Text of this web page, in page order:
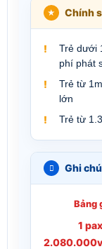
Chính
Trẻ dưới
phí phát
Trẻ từ
lớn
Trẻ từ
Ghi chú
Bảng
1 pax